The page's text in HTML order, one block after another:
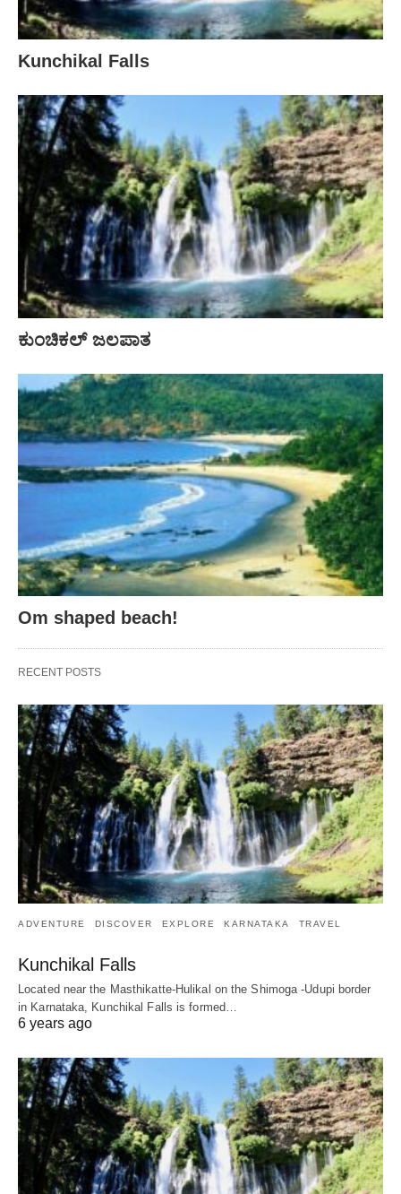
Kunchikal Falls
ಕುಂಚಿಕಲ್ ಜಲಪಾತ
Om shaped beach!
RECENT POSTS
ADVENTURE DISCOVER EXPLORE KARNATAKA TRAVEL
Kunchikal Falls
Located near the Masthikatte-Hulikal on the Shimoga -Udupi border
in Karnataka, Kunchikal Falls is formed…
6 years ago